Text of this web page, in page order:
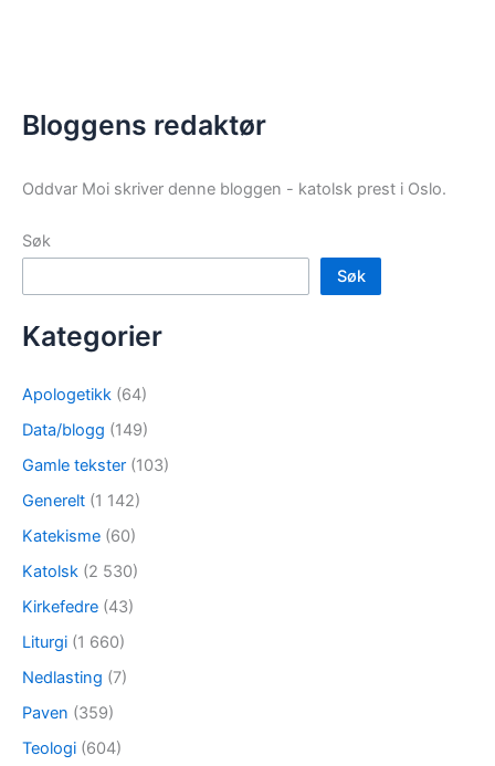
Bloggens redaktør
Oddvar Moi skriver denne bloggen - katolsk prest i Oslo.
Søk
Søk
Kategorier
Apologetikk (64)
Data/blogg (149)
Gamle tekster (103)
Generelt (1 142)
Katekisme (60)
Katolsk (2 530)
Kirkefedre (43)
Liturgi (1 660)
Nedlasting (7)
Paven (359)
Teologi (604)